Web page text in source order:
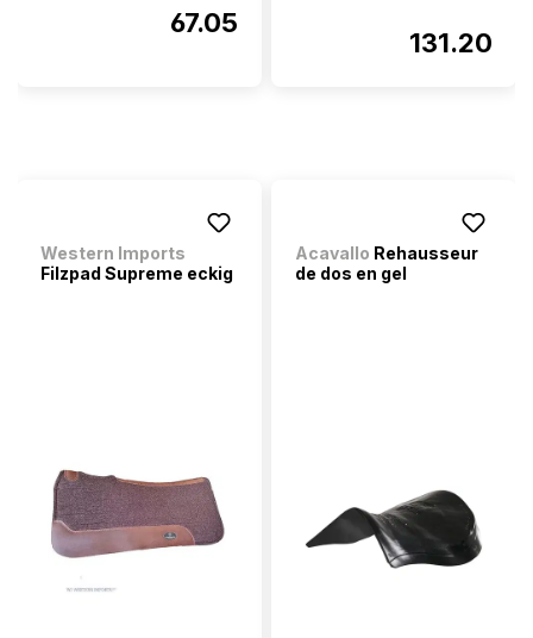
67.05
131.20
Western Imports
Filzpad Supreme eckig
Acavallo Rehausseur
de dos en gel